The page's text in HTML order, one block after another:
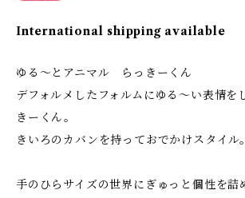
International shipping available
ゆる～とアニマル らっきーくん
デフォルメしたフォルムにゆる～い表情を
きーくん。
きいろのカバンを持っておでかけスタイル。
手のひらサイズの世界にぎゅっと個性を詰